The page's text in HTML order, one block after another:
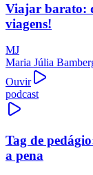
Viajar barato:
viagens!
MJ
Maria Júlia
Ouvir
podcast
Tag de
a pena